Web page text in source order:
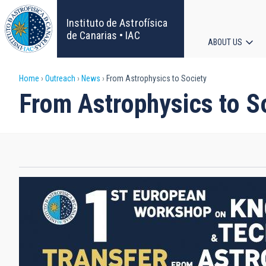
Skip
to
main
content
Instituto de Astrofísica
de Canarias • IAC
ABOUT US
Breadcrumb
Home Outreach News From Astrophysics to Society
From Astrophysics to